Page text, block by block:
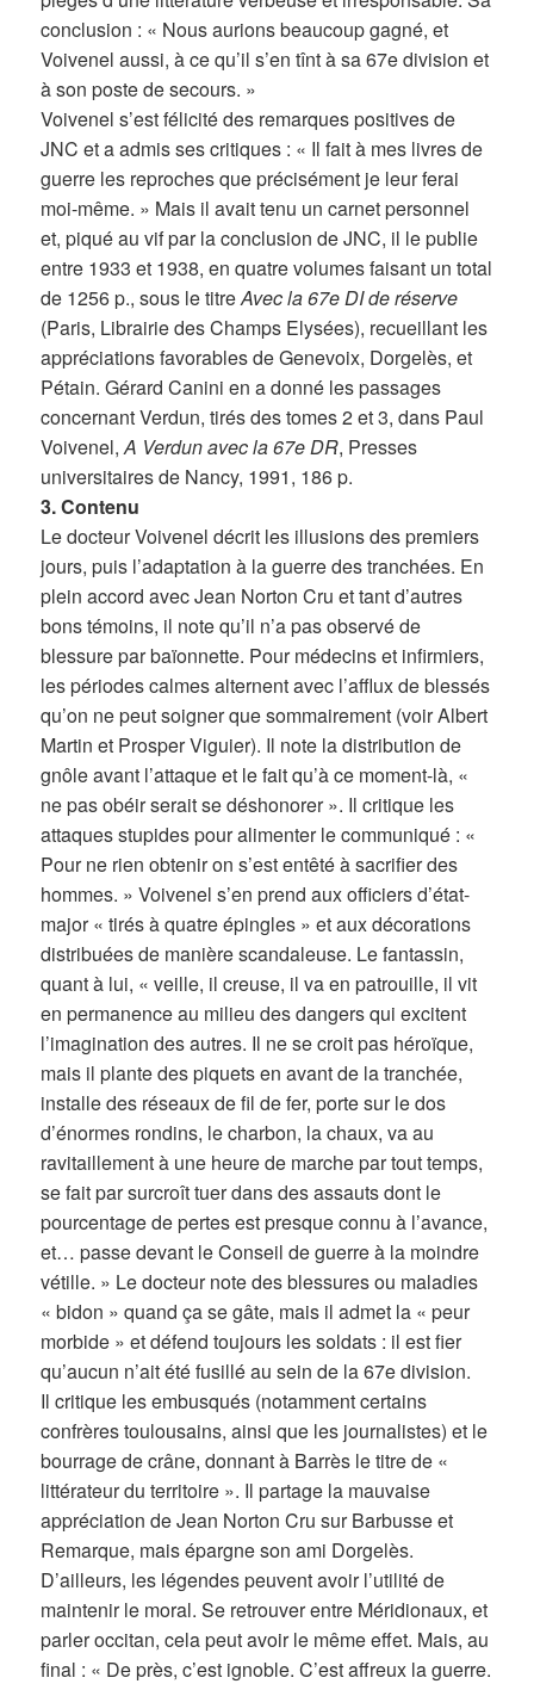
conclusion : « Nous aurions beaucoup gagné, et
Voivenel aussi, à ce qu’il s’en tînt à sa 67e division et
à son poste de secours. »
Voivenel s’est félicité des remarques positives de
JNC et a admis ses critiques : « Il fait à mes livres de
guerre les reproches que précisément je leur ferai
moi-même. » Mais il avait tenu un carnet personnel
et, piqué au vif par la conclusion de JNC, il le publie
entre 1933 et 1938, en quatre volumes faisant un total
de 1256 p., sous le titreAvec la 67e DI de réserve
(Paris, Librairie des Champs Elysées), recueillant les
appréciations favorables de Genevoix, Dorgelès, et
Pétain. Gérard Canini en a donné les passages
concernant Verdun, tirés des tomes 2 et 3, dans Paul
Voivenel,A Verdun avec la 67e DR, Presses
universitaires de Nancy, 1991, 186 p.
3. Contenu
Le docteur Voivenel décrit les illusions des premiers
jours, puis l’adaptation à la guerre des tranchées. En
plein accord avec Jean Norton Cru et tant d’autres
bons témoins, il note qu’il n’a pas observé de
blessure par baïonnette. Pour médecins et infirmiers,
les périodes calmes alternent avec l’afflux de blessés
qu’on ne peut soigner que sommairement (voir Albert
Martin et Prosper Viguier). Il note la distribution de
gnôle avant l’attaque et le fait qu’à ce moment-là, «
ne pas obéir serait se déshonorer ». Il critique les
attaques stupides pour alimenter le communiqué : «
Pour ne rien obtenir on s’est entêté à sacrifier des
hommes. » Voivenel s’en prend aux officiers d’état-
major « tirés à quatre épingles » et aux décorations
distribuées de manière scandaleuse. Le fantassin,
quant à lui, « veille, il creuse, il va en patrouille, il vit
en permanence au milieu des dangers qui excitent
l’imagination des autres. Il ne se croit pas héroïque,
mais il plante des piquets en avant de la tranchée,
installe des réseaux de fil de fer, porte sur le dos
d’énormes rondins, le charbon, la chaux, va au
ravitaillement à une heure de marche par tout temps,
se fait par surcroît tuer dans des assauts dont le
pourcentage de pertes est presque connu à l’avance,
et… passe devant le Conseil de guerre à la moindre
vétille. » Le docteur note des blessures ou maladies
« bidon » quand ça se gâte, mais il admet la « peur
morbide » et défend toujours les soldats : il est fier
qu’aucun n’ait été fusillé au sein de la 67e division.
Il critique les embusqués (notamment certains
confrères toulousains, ainsi que les journalistes) et le
bourrage de crâne, donnant à Barrès le titre de «
littérateur du territoire ». Il partage la mauvaise
appréciation de Jean Norton Cru sur Barbusse et
Remarque, mais épargne son ami Dorgelès.
D’ailleurs, les légendes peuvent avoir l’utilité de
maintenir le moral. Se retrouver entre Méridionaux, et
parler occitan, cela peut avoir le même effet. Mais, au
final : « De près, c’est ignoble. C’est affreux la guerre.